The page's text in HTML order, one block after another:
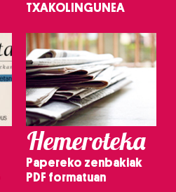
TXAKOLINGUNEA
Hemeroteka
Papereko zenbakiak
PDF formatuan